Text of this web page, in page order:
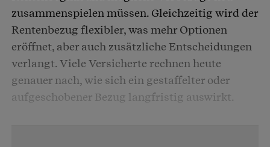
zusammenspielen müssen. Gleichzeitig wird der
Rentenbezug flexibler, was mehr Optionen
eröffnet, aber auch zusätzliche Entscheidungen
verlangt. Viele Versicherte rechnen heute
genauer nach, wie sich ein gestaffelter oder
aufgeschobener Bezug langfristig auswirkt.